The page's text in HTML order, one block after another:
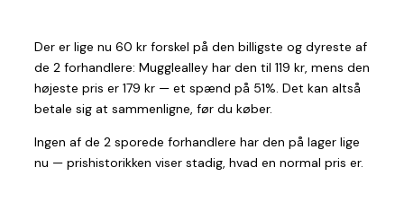
Der er lige nu 60 kr forskel på den billigste og dyreste af
de 2 forhandlere: Mugglealley har den til 119 kr, mens den
højeste pris er 179 kr — et spænd på 51%. Det kan altså
betale sig at sammenligne, før du køber.
Ingen af de 2 sporede forhandlere har den på lager lige
nu — prishistorikken viser stadig, hvad en normal pris er.